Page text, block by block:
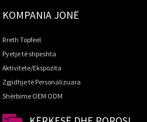
KOMPANIA JONË
Rreth Topfeel
Pyetje të shpeshta
Aktivitete/Ekspozita
Zgjidhje të Personalizuara
Shërbime OEM ODM